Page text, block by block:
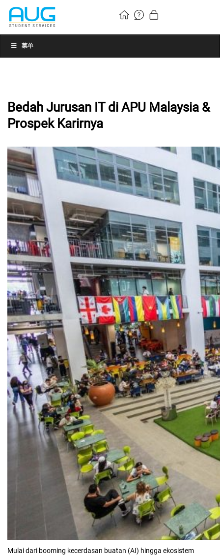
菜单
Bedah Jurusan IT di APU Malaysia &
Prospek Karirnya
Mulai dari booming kecerdasan buatan (AI) hingga ekosistem